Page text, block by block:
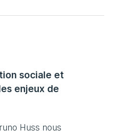
sociale et
enjeux de
Huss nous